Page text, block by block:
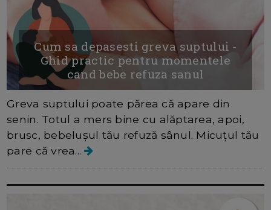
Cum sa depasesti greva suptului -
Ghid practic pentru momentele
cand bebe refuza sanul
Greva suptului poate părea că apare din
senin. Totul a mers bine cu alăptarea, apoi,
brusc, bebelușul tău refuză sânul. Micuțul tău
pare că vrea...